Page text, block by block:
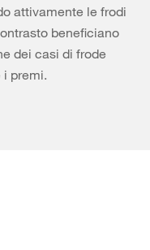
attivamente le frodi
beneficiano
dei casi di frode
premi.